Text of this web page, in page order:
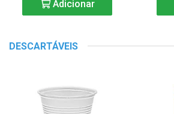
Adicionar
DESCARTÁVEIS